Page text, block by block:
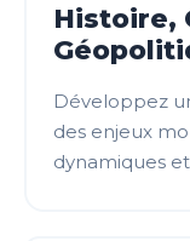
Histoire,
Développez
des enjeux
dynamiques